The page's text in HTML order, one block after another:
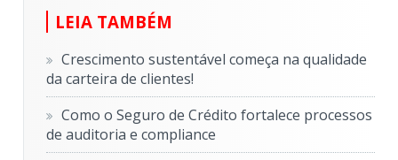
LEIA TAMBÉM
Crescimento sustentável começa na qualidade
da carteira de clientes!
Como o Seguro de Crédito fortalece processos
de auditoria e compliance